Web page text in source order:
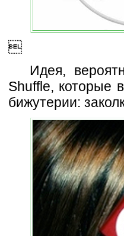

Идея,
Shuffle, которые
бижутерии: